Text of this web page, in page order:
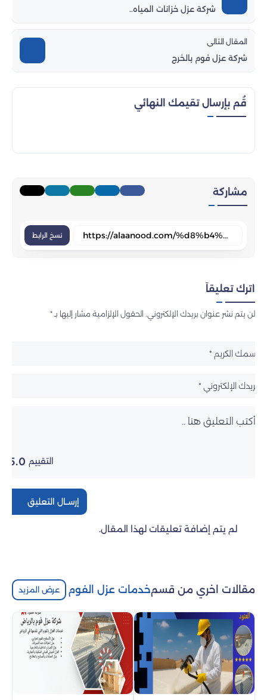
شركة عزل خزانات المياه..
المقال التالى
شركة عزل فوم بالخرج
قُم بإرسال تقيمك النهائي
مشاركة
نسخ الرابط
اترك تعليقاً
لن يتم نشر عنوان بريدك الإلكتروني. الحقول الإلزامية مشار إليها بـ *
التقييم 5.0
إرســال التعليق
لم يتم إضافة تعليقات لهذا المقال.
مقالات اخري من قسمخدمات عزل الفوم عرض المزيد